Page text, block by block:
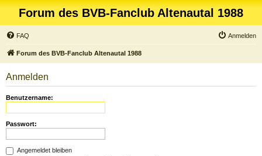
Forum des BVB-Fanclub Altenautal 1988
FAQ Anmelden
Forum des BVB-Fanclub Altenautal 1988
Anmelden
Benutzername:
Passwort:
Angemeldet bleiben